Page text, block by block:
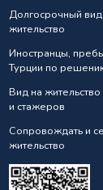
Долгосрочный вид
жительство
Иностранцы,
Турции по
Вид на
и стажеров
Сопровождать и
жительство